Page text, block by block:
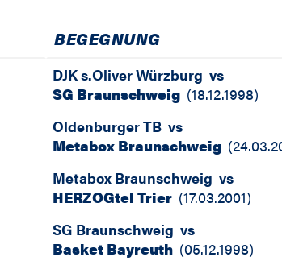
BEGEGNUNG
DJK s.Oliver Würzburg vs
SG Braunschweig (18.12.1998)
Oldenburger TB vs
Metabox Braunschweig (
Metabox Braunschweig vs
HERZOGtel Trier (17.03.2001)
SG Braunschweig vs
Basket Bayreuth (05.12.1998)